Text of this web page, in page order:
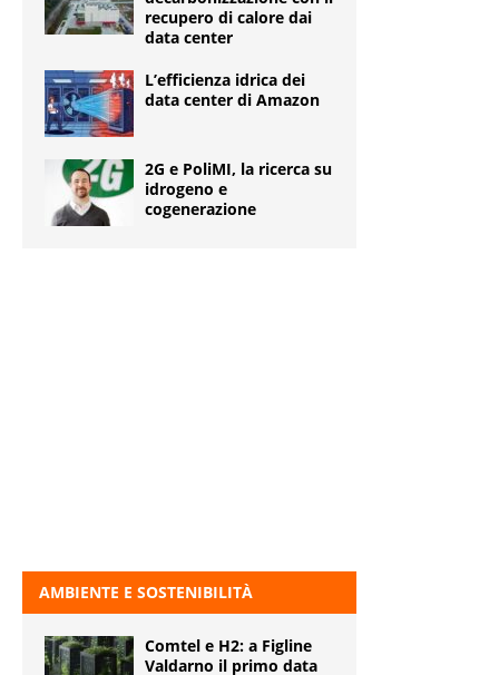
recupero di calore dai
data center
L’efficienza idrica dei
data center di Amazon
2G e PoliMI, la ricerca su
idrogeno e
cogenerazione
AMBIENTE E SOSTENIBILITÀ
Comtel e H2: a Figline
Valdarno il primo data